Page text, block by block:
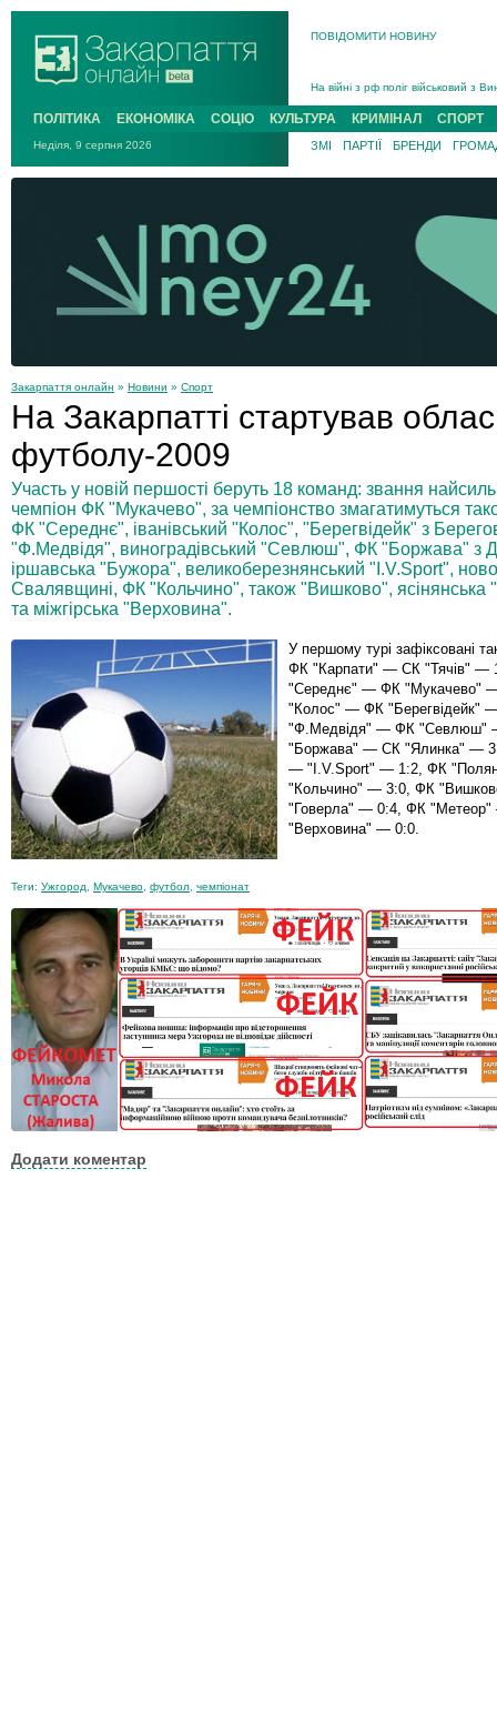
ПОВІДОМИТИ НОВИНУ
В Ужгороді 5 серпня
На війні з рф поліг військовий з
На війні загинув 26-річний
ПОЛІТИКА ЕКОНОМІКА СОЦІО КУЛЬТУРА КРИМІНАЛ СПОРТ
Неділя, 9 серпня 2026 ЗМІ ПАРТІЇ БРЕНДИ
Закарпаття онлайн » Новини » Спорт
На Закарпатті стартував
футболу-2009
Участь у новій першості беруть 18 команд: звання
чемпіон ФК "Мукачево", за чемпіонство змагатимуться
ФК "Середнє", іванівський "Колос", "Берегвідейк" з
"Ф.Медвідя", виноградівський "Севлюш", ФК "Боржава" з
іршавська "Бужора", великоберезнянський "I.V.Sport",
Свалявщині, ФК "Кольчино", також "Вишково", ясінянська
та міжгірська "Верховина".
У першому турі зафіксовані
ФК "Карпати" — СК "Тячів" —
"Середнє" — ФК "Мукачево"
"Колос" — ФК "Берегвідейк"
"Ф.Медвідя" — ФК "Севлюш"
"Боржава" — СК "Ялинка" —
— "I.V.Sport" — 1:2, ФК
"Кольчино" — 3:0, ФК
"Говерла" — 0:4, ФК
"Верховина" — 0:0.
Теги: Ужгород Мукачево футбол чемпіонат
Додати коментар